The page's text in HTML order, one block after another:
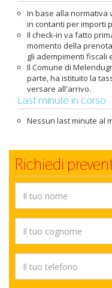
In base alla normativa
in contanti per importi
Il check-in va fatto
momento della
gli adempimenti fiscali
Il Comune di
parte, ha istituito la
versare all'arrivo.
Last minute in corso
Nessun last minute al
Richiedi